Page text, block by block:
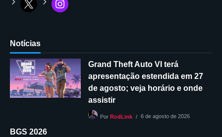
Notícias
Grand Theft Auto VI terá
apresentação estendida em 27
de agosto; veja horário e onde
assistir
Por RodLink 6 de agosto de 2026
BGS 2026